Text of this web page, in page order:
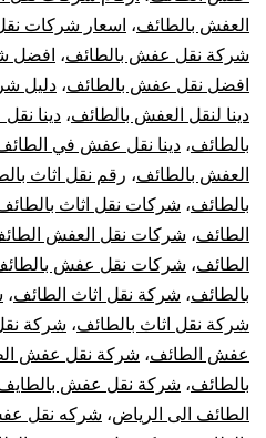
افضل
شركات
نقل
الاثاث
فى
الطائف
العفش بالطائف، اسعار شركات
شركة نقل عفش بالطائف، افضل
افضل نقل عفش بالطائف، دليل
دينا لنقل العفش بالطائف، دينا
بالطائف، دينا نقل عفش في
العفش بالطائف، رقم نقل اثاث
بالطائف، شركات نقل اثاث
الطائف، شركات نقل العفش
الطائف، شركات نقل عفش
بالطائف، شركة نقل اثاث الطائف،
شركة نقل اثاث بالطائف، شركة
عفش الطائف، شركة نقل عفش
بالطائف، شركة نقل عفش
الطائف الى الرياض، شركه نقل